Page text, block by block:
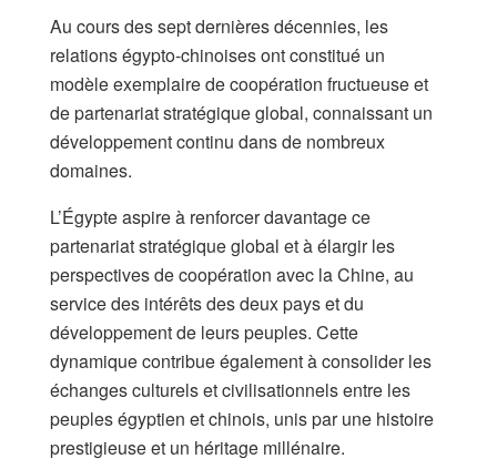
Au cours des sept dernières décennies, les
relations égypto-chinoises ont constitué un
modèle exemplaire de coopération fructueuse et
de partenariat stratégique global, connaissant un
développement continu dans de nombreux
domaines.
L’Égypte aspire à renforcer davantage ce
partenariat stratégique global et à élargir les
perspectives de coopération avec la Chine, au
service des intérêts des deux pays et du
développement de leurs peuples. Cette
dynamique contribue également à consolider les
échanges culturels et civilisationnels entre les
peuples égyptien et chinois, unis par une histoire
prestigieuse et un héritage millénaire.